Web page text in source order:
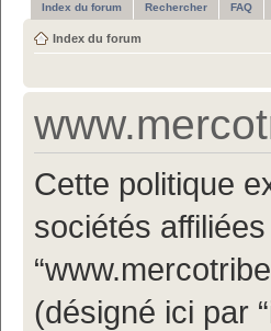
Index du forum Rechercher FAQ
Index du forum
Cette politique
sociétés affiliées
(désigné ici par